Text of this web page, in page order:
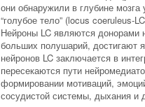
они обнаружили в глубине
“голубое тело” (locus coeruleus-
Нейроны LC являются донорами
больших полушарий, достигают
нейронов LC заключается в
пересекаются пути
формировании мотиваций,
сосудистой системы, дыхания и